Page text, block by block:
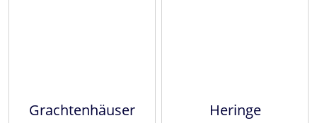
Grachtenhäuser Heringe